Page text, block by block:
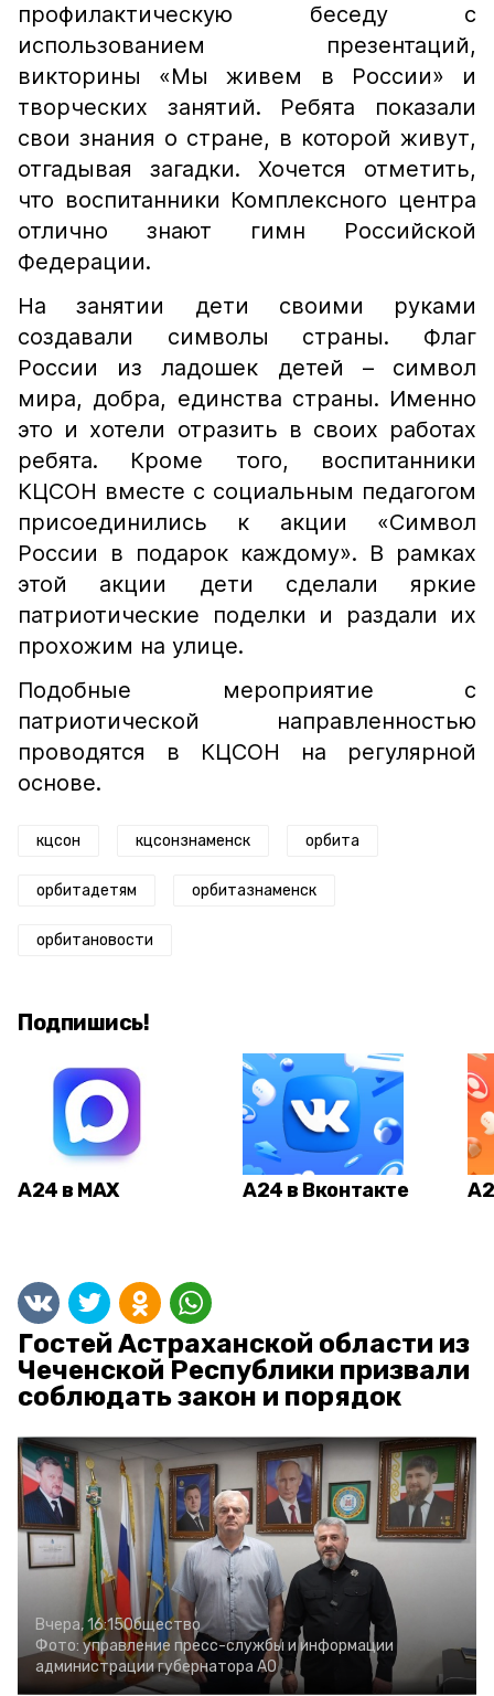
профилактическую беседу с
использованием презентаций,
викторины «Мы живем в России» и
творческих занятий. Ребята показали
свои знания о стране, в которой живут,
отгадывая загадки. Хочется отметить,
что воспитанники Комплексного центра
отлично знают гимн Российской
Федерации.
На занятии дети своими руками
создавали символы страны. Флаг
России из ладошек детей – символ
мира, добра, единства страны. Именно
это и хотели отразить в своих работах
ребята. Кроме того, воспитанники
КЦСОН вместе с социальным педагогом
присоединились к акции «Символ
России в подарок каждому». В рамках
этой акции дети сделали яркие
патриотические поделки и раздали их
прохожим на улице.
Подобные мероприятие с
патриотической направленностью
проводятся в КЦСОН на регулярной
основе.
кцсон кцсонзнаменск орбита
орбитадетям орбитазнаменск
орбитановости
Подпишись!
А24 в MAX А24 в Вконтакте
Гостей Астраханской области из
Чеченской Республики призвали
соблюдать закон и порядок
Вчера, 16:15Общество
Фото: управление пресс-службы и информации
администрации губернатора АО